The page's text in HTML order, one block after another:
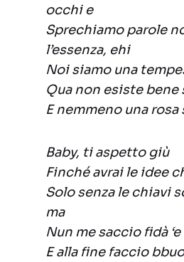
occhi e
Sprechiamo parole
l’essenza, ehi
Noi siamo una
Qua non esiste bene
E nemmeno una
Baby, ti aspetto giù
Finché avrai le idee
Solo senza le chiavi
ma
Nun me saccio fidà
E alla fine faccio